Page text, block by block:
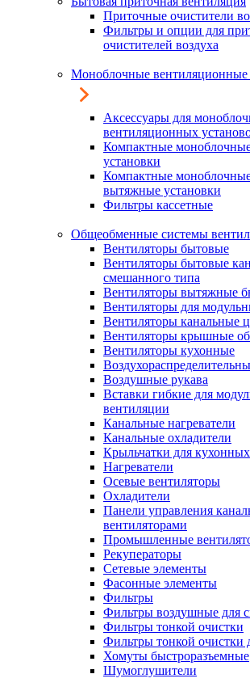
Приточные очистители
Фильтры и опции для
очистителей воздуха
Моноблочные вентиляционные
Аксессуары для
вентиляционных
Компактные
установки
Компактные
вытяжные установки
Фильтры кассетные
Общеобменные системы
Вентиляторы бытовые
Вентиляторы бытовые
смешанного типа
Вентиляторы вытяжные
Вентиляторы для
Вентиляторы канальные
Вентиляторы крышные
Вентиляторы кухонные
Воздушные рукава
Вставки гибкие для
вентиляции
Канальные нагреватели
Канальные охладители
Крыльчатки для
Нагреватели
Осевые вентиляторы
Охладители
Панели управления
вентиляторами
Промышленные
Рекуператоры
Сетевые элементы
Фасонные элементы
Фильтры
Фильтры воздушные для
Фильтры тонкой очистки
Фильтры тонкой очистки
Хомуты быстроразъемные
Шумоглушители